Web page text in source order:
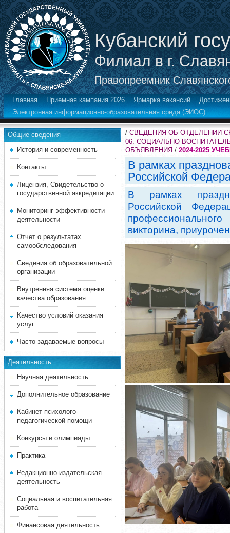
Кубанский
Филиал в г.
Правопреемник
Главная Приемная кампания 2026 Ярмарка вакансий
Электронная информационно-образовательная среда (ЭИОС)
Общие сведения
История и современность
Контакты
Лицензия, Свидетельство о
государственной аккредитации
Мониторинг эффективности
деятельности
Отчет о результатах
самообследования
Сведения об образовательной
организации
Внутренняя система оценки
качества образования
Качество условий оказания
услуг
Часто задаваемые вопросы
Деятельность
Научная деятельность
Дополнительное образование
Кабинет психолого-
педагогической помощи
Конкурсы и олимпиады
Практика
Редакционно-издательская
деятельность
Социальная и воспитательная
работа
Финансовая деятельность
/ СВЕДЕНИЯ ОБ ОТДЕЛЕНИИ
06. СОЦИАЛЬНО-
ОБЪЯВЛЕНИЯ / 2024-2025
В рамках
Российской
В рамках
Российской
викторина,